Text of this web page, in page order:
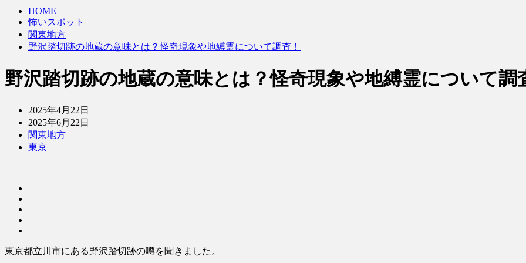
HOME
怖いスポット
関東地方
野沢踏切跡の地蔵の意味とは？怪奇現象や地縛霊について調査！
野沢踏切跡の地蔵の意味とは？怪奇現象や地縛霊について調
2025年4月22日
2025年6月22日
関東地方
東京
東京都立川市にある野沢踏切跡の噂を聞きました。